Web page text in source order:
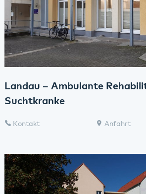
Landau – Ambulante
Suchtkranke
Kontakt Anfahrt